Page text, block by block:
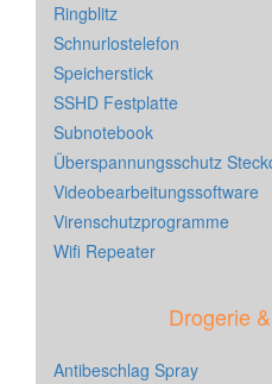
Ringblitz
Schnurlostelefon
Speicherstick
SSHD Festplatte
Subnotebook
Überspannungsschutz
Videobearbeitungssoftware
Virenschutzprogramme
Wifi Repeater
Drogerie
Antibeschlag Spray